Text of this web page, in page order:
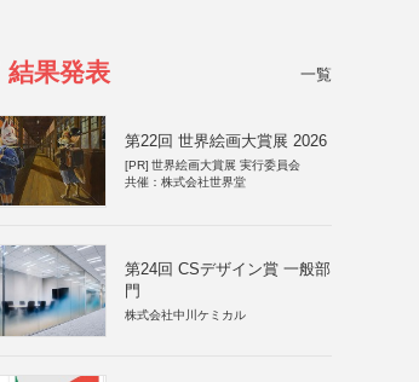
結果発表 一覧
第22回 世界絵画大賞展 2026
[PR] 世界絵画大賞展 実行委員会
共催：株式会社世界堂
第24回 CSデザイン賞 一般部
門
株式会社中川ケミカル